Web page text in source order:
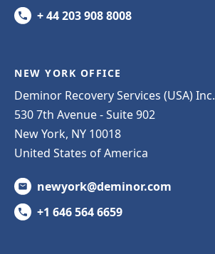
+ 44 203 908 8008
NEW YORK OFFICE
Deminor Recovery Services (USA) Inc.
530 7th Avenue - Suite 902
New York, NY 10018
United States of America
newyork@deminor.com
+1 646 564 6659